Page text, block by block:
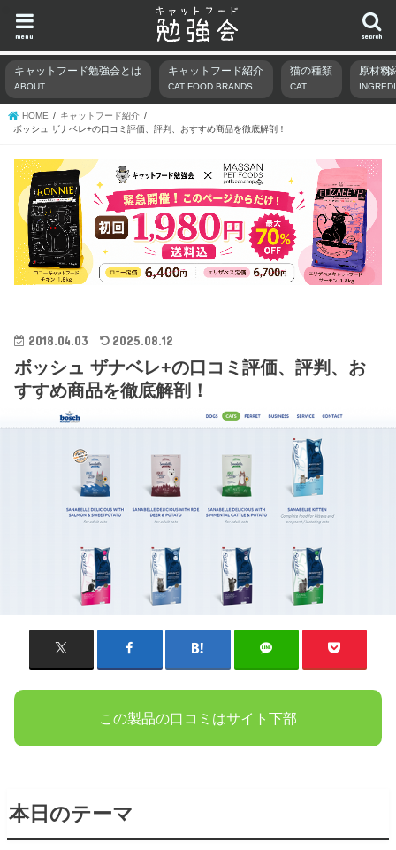
search
menu
キャットフード勉強会とは
ABOUT
キャットフード紹介
CAT FOOD BRANDS
猫の種類
CAT
原材料
HOME
キャットフード紹介
ボッシュ ザナベレ+の口コミ評価、評判、おすすめ商品を徹底解剖！
2018.04.03 2025.08.12
ボッシュ ザナベレ+の口コミ評価、評判、お
すすめ商品を徹底解剖！
この製品の口コミはサイト下部
本日のテーマ